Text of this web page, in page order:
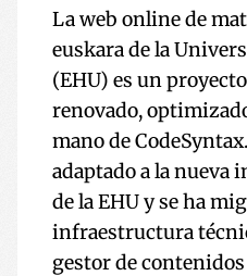
La web online de
euskara de la
(EHU) es un
renovado,
mano de
adaptado a la nueva
de la EHU y se ha
infraestructura
gestor de contenidos